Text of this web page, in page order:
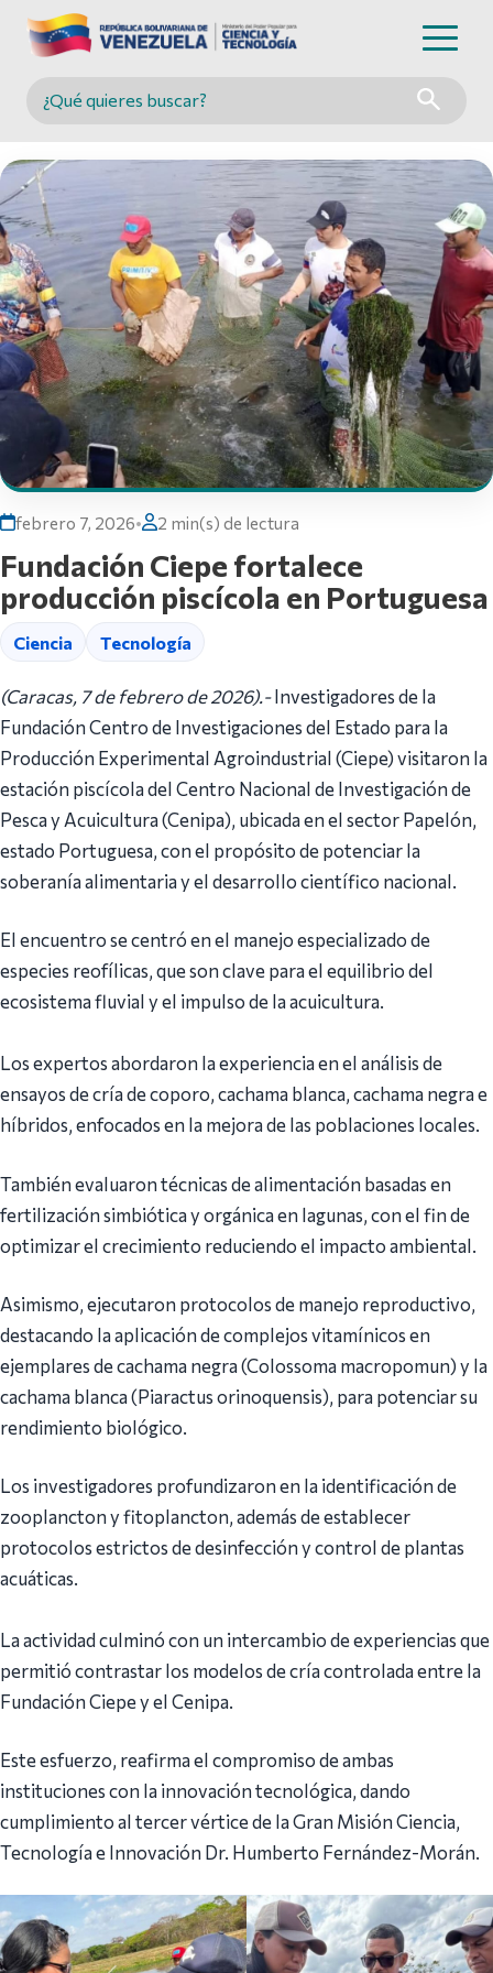
Buscar en MINCYT
febrero 7, 2026• 2 min(s) de lectura
Fundación Ciepe fortalece
producción piscícola en Portuguesa
Ciencia Tecnología
(Caracas, 7 de febrero de 2026).-Investigadores de la
Fundación Centro de Investigaciones del Estado para la
Producción Experimental Agroindustrial (Ciepe) visitaron la
estación piscícola del Centro Nacional de Investigación de
Pesca y Acuicultura (Cenipa), ubicada en el sector Papelón,
estado Portuguesa, ‎con el propósito de potenciar la
soberanía alimentaria y el desarrollo científico nacional.
El encuentro se centró en el manejo especializado de
especies reofílicas, que son clave para el equilibrio del
ecosistema fluvial y el impulso de la acuicultura.
‎Los expertos abordaron la experiencia en el análisis de
ensayos de cría de coporo, cachama blanca, cachama negra e
híbridos, enfocados en la mejora de las poblaciones locales.
También evaluaron técnicas de alimentación basadas en
fertilización simbiótica y orgánica en lagunas, con el fin de
optimizar el crecimiento reduciendo el impacto ambiental.
Asimismo, ejecutaron protocolos de manejo reproductivo,
destacando la aplicación de complejos vitamínicos en
ejemplares de cachama negra (Colossoma macropomun) y la
cachama blanca (Piaractus orinoquensis), para potenciar su
rendimiento biológico.
Los investigadores profundizaron en la identificación de
zooplancton y fitoplancton, además de establecer
protocolos estrictos de desinfección y control de plantas
acuáticas.
‎La actividad culminó con un intercambio de experiencias que
permitió contrastar los modelos de cría controlada entre la
Fundación Ciepe y el Cenipa.
Este esfuerzo, reafirma el compromiso de ambas
instituciones con la innovación tecnológica, dando
cumplimiento al tercer vértice de la Gran Misión Ciencia,
Tecnología e Innovación Dr. Humberto Fernández-Morán.